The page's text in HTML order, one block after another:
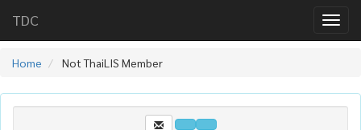
TDC
Home Not ThaiLIS Member